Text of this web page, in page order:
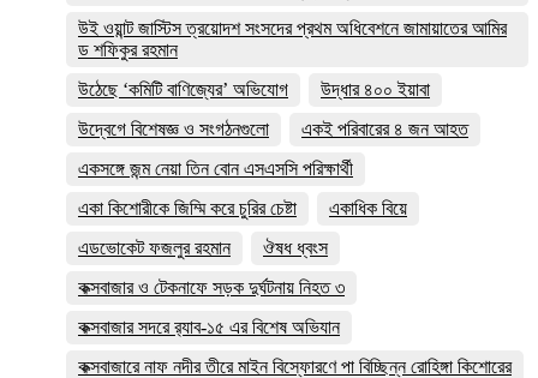
উই ওয়ান্ট জাস্টিস ত্রয়োদশ সংসদের প্রথম অধিবেশনে জামায়াতের আমির
ড শফিকুর রহমান
উঠেছে ‘কমিটি বাণিজ্যের’ অভিযোগ
উদ্ধার ৪০০ ইয়াবা
উদ্বেগে বিশেষজ্ঞ ও সংগঠনগুলো
একই পরিবারের ৪ জন আহত
একসঙ্গে জন্ম নেয়া তিন বোন এসএসসি পরিক্ষার্থী
একা কিশোরীকে জিম্মি করে চুরির চেষ্টা
একাধিক বিয়ে
এডভোকেট ফজলুর রহমান
ঔষধ ধ্বংস
কক্সবাজার ও টেকনাফে সড়ক দুর্ঘটনায় নিহত ৩
কক্সবাজার সদরে র‍্যাব-১৫ এর বিশেষ অভিযান
কক্সবাজারে নাফ নদীর তীরে মাইন বিস্ফোরণে পা বিচ্ছিন্ন রোহিঙ্গা কিশোরের